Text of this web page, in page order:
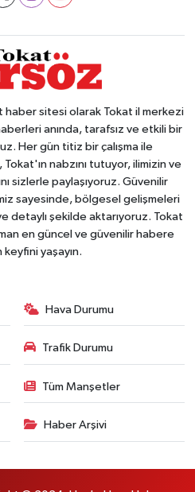
sitesi olarak Tokat il merkezi
anında, tarafsız ve etkili bir
Her gün titiz bir çalışma ile
Tokat'ın nabzını tutuyor, ilimizin ve
sizlerle paylaşıyoruz. Güvenilir
sayesinde, bölgesel gelişmeleri
detaylı şekilde aktarıyoruz. Tokat
en güncel ve güvenilir habere
keyfini yaşayın.
Hava Durumu
Trafik Durumu
Tüm Manşetler
Haber Arşivi